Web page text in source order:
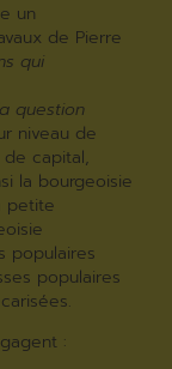
un
de Pierre
qui
question
niveau de
capital,
la bourgeoisie
petite
populaires
populaires
: